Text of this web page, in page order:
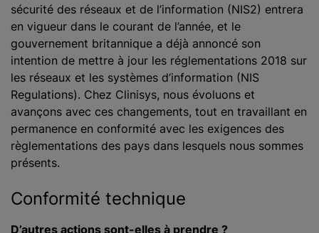
sécurité des réseaux et de l’information (NIS2) entrera
en vigueur dans le courant de l’année, et le
gouvernement britannique a déjà annoncé son
intention de mettre à jour les réglementations 2018 sur
les réseaux et les systèmes d’information (NIS
Regulations). Chez Clinisys, nous évoluons et
avançons avec ces changements, tout en travaillant en
permanence en conformité avec les exigences des
règlementations des pays dans lesquels nous sommes
présents.
Conformité technique
D’autres actions sont-elles à prendre ?